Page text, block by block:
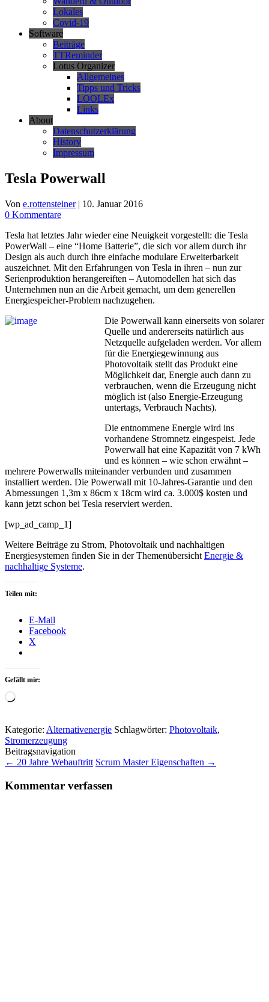
Lokales
Covid-19
Software
Beiträge
TTReminder
Lotus Organizer
Allgemeines
Tipps und Tricks
LOOLEx
Links
About
Datenschutzerklärung
History
Impressum
Tesla Powerwall
Von e.rottensteiner | 10. Januar 2016
0 Kommentare
Tesla hat letztes Jahr wieder eine Neuigkeit vorgestellt: die Tesla
PowerWall – eine “Home Batterie”, die sich vor allem durch ihr
Design als auch durch ihre einfache modulare Erweiterbarkeit
auszeichnet. Mit den Erfahrungen von Tesla in ihren – nun zur
Serienproduktion herangereiften – Automodellen hat sich das
Unternehmen nun an die Arbeit gemacht, um dem generellen
Energiespeicher-Problem nachzugehen.
Die Powerwall kann einerseits von solarer
Quelle und andererseits natürlich aus
Netzquelle aufgeladen werden. Vor allem
für die Energiegewinnung aus
Photovoltaik stellt das Produkt eine
Möglichkeit dar, Energie auch dann zu
verbrauchen, wenn die Erzeugung nicht
möglich ist (also Energie-Erzeugung
untertags, Verbrauch Nachts).
Die entnommene Energie wird ins
vorhandene Stromnetz eingespeist. Jede
Powerwall hat eine Kapazität von 7 kWh
und es können – wie schon erwähnt –
mehrere Powerwalls miteinander verbunden und zusammen
installiert werden. Die Powerwall mit 10-Jahres-Garantie und den
Abmessungen 1,3m x 86cm x 18cm wird ca. 3.000$ kosten und
kann jetzt schon bei Tesla reserviert werden.
[wp_ad_camp_1]
Weitere Beiträge zu Strom, Photovoltaik und nachhaltigen
Energiesystemen finden Sie in der Themenübersicht Energie &
nachhaltige Systeme.
Teilen mit:
E-Mail
Facebook
X
Gefällt mir:
Wird
Kategorie: Alternativenergie Schlagwörter: Photovoltaik,
Stromerzeugung
Beitragsnavigation
← 20 Jahre Webauftritt Scrum Master Eigenschaften →
Kommentar verfassen